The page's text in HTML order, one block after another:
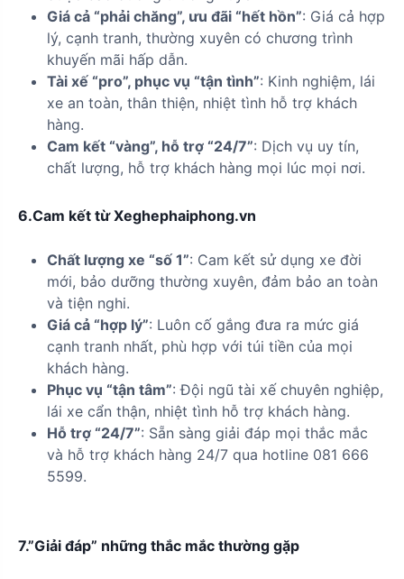
Giá cả “phải chăng”, ưu đãi “hết hồn”: Giá cả hợp
lý, cạnh tranh, thường xuyên có chương trình
khuyến mãi hấp dẫn.
Tài xế “pro”, phục vụ “tận tình”: Kinh nghiệm, lái
xe an toàn, thân thiện, nhiệt tình hỗ trợ khách
hàng.
Cam kết “vàng”, hỗ trợ “24/7”: Dịch vụ uy tín,
chất lượng, hỗ trợ khách hàng mọi lúc mọi nơi.
6.Cam kết từ Xeghephaiphong.vn
Chất lượng xe “số 1”: Cam kết sử dụng xe đời
mới, bảo dưỡng thường xuyên, đảm bảo an toàn
và tiện nghi.
Giá cả “hợp lý”: Luôn cố gắng đưa ra mức giá
cạnh tranh nhất, phù hợp với túi tiền của mọi
khách hàng.
Phục vụ “tận tâm”: Đội ngũ tài xế chuyên nghiệp,
lái xe cẩn thận, nhiệt tình hỗ trợ khách hàng.
Hỗ trợ “24/7”: Sẵn sàng giải đáp mọi thắc mắc
và hỗ trợ khách hàng 24/7 qua hotline 081 666
5599.
7.”Giải đáp” những thắc mắc thường gặp